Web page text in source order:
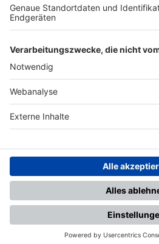
Nutzungsbedingungen Datenschutz